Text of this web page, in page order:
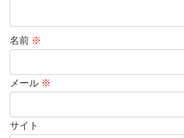
名前 ※
メール ※
サイト